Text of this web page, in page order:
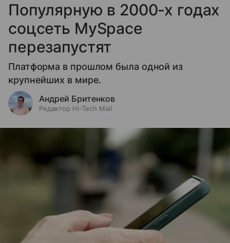
Популярную в 2000-х годах
соцсеть MySpace
перезапустят
Платформа в прошлом была одной из
крупнейших в мире.
Андрей Бритенков
Редактор Hi-Tech Mail